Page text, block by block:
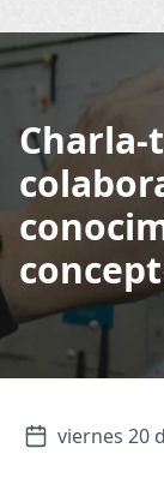
Charla-
viernes 20